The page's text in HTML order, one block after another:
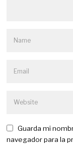
Guarda mi
navegador para la